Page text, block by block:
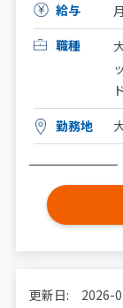
給与
職種
勤務地
更新日: 2026-